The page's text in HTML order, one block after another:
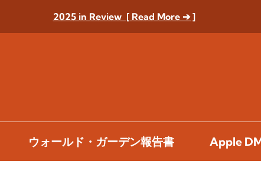
2025 in Review [ Read More ➔ ]
ウォールド・ガーデン報告書 Apple